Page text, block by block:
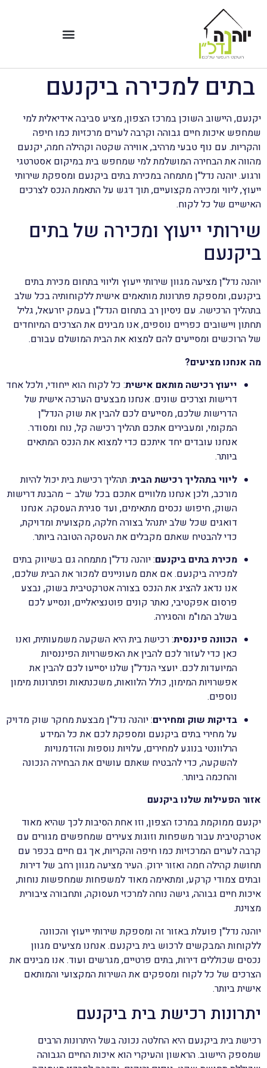
בתים למכירה ביקנעם
יקנעם, היישוב השוכן במרכז הצפון, מציע סביבה אידיאלית למי
שמחפש איכות חיים גבוהה וקרבה לערים מרכזיות כמו חיפה
והקריות. עם נוף טבעי מרהיב, אווירה שקטה וקהילה חמה, יקנעם
מהווה את הבחירה המושלמת למי שמחפש בית במיקום אסטרטגי
ורגוע. יוהנה נדל"ן מתמחה במכירת בתים ביקנעם ומספקת שירותי
ייעוץ, ליווי ומכירה מקצועיים, תוך דגש על התאמת הנכס לצרכים
האישיים של כל לקוח.
שירותי ייעוץ ומכירה של בתים
ביקנעם
יוהנה נדל"ן מציעה מגוון שירותי ייעוץ וליווי בתחום מכירת בתים
ביקנעם, ומספקת פתרונות מותאמים אישית ללקוחותיה בכל שלב
בתהליך הרכישה. עם ניסיון רב בתחום הנדל"ן בעמק יזרעאל, גליל
תחתון ויישובים כפריים נוספים, אנו מבינים את הצרכים המיוחדים
של הרוכשים ומסייעים להם למצוא את הבית המושלם עבורם.
מה אנחנו מציעים?
ייעוץ רכישה מותאם אישית: כל לקוח הוא ייחודי, ולכל אחד
דרישות וצרכים שונים. אנחנו מבצעים הערכה אישית של
הדרישות שלכם, מסייעים לכם להבין את שוק הנדל"ן
המקומי, ומעבירים אתכם תהליך רכישה קל, נוח ומסודר.
אנחנו עובדים יחד איתכם כדי למצוא את הנכס המתאים
ביותר.
ליווי בתהליך רכישת הבית: תהליך רכישת בית יכול להיות
מורכב, ולכן אנחנו מלוויים אתכם בכל שלב – מהבנת דרישות
השוק, חיפוש נכסים מתאימים, ועד סגירת העסקה. אנחנו
דואגים שכל שלב יתנהל בצורה חלקה, מקצועית ומדויקת,
כדי להבטיח שאתם מקבלים את העסקה הטובה ביותר.
מכירת בתים ביקנעם: יוהנה נדל"ן מתמחה גם בשיווק בתים
למכירה ביקנעם. אם אתם מעוניינים למכור את הבית שלכם,
אנו נדאג להציג את הנכס בצורה אטרקטיבית בשוק, נבצע
פרסום אפקטיבי, נאתר קונים פוטנציאליים, ונסייע לכם
בשלב המו"מ והסגירה.
הכוונה פיננסית: רכישת בית היא השקעה משמעותית, ואנו
כאן כדי לעזור לכם להבין את האפשרויות הפיננסיות
המיועדות לכם. יועצי הנדל"ן שלנו יסייעו לכם להבין את
אפשרויות המימון, כולל הלוואות, משכנתאות ופתרונות מימון
נוספים.
בדיקות שוק ומחירים: יוהנה נדל"ן מבצעת מחקר שוק מדויק
על מחירי בתים ביקנעם ומספקת לכם את כל המידע
הרלוונטי בנוגע למחירים, עלויות נוספות והזדמנויות
להשקעה, כדי להבטיח שאתם עושים את הבחירה הנכונה
והחכמה ביותר.
אזור הפעילות שלנו ביקנעם
יקנעם ממוקמת במרכז הצפון, וזו אחת הסיבות לכך שהיא מאוד
אטרקטיבית עבור משפחות וזוגות צעירים שמחפשים מגורים עם
קרבה לערים המרכזיות כמו חיפה והקריות, אך גם חיים בכפר עם
תחושת קהילה חמה ואזור ירוק. העיר מציעה מגוון רחב של דירות
ובתים צמודי קרקע, ומתאימה מאוד למשפחות שמחפשות נוחות,
איכות חיים גבוהה, גישה נוחה למרכזי תעסוקה, ותחבורה ציבורית
מצוינת.
יוהנה נדל"ן פועלת באזור זה ומספקת שירותי ייעוץ והכוונה
ללקוחות המבקשים לרכוש בית ביקנעם. אנחנו מציעים מגוון
נכסים שכוללים דירות, בתים פרטיים, מגרשים ועוד. אנו מבינים את
הצרכים של כל לקוח ומספקים את השירות המקצועי והמותאם
אישית ביותר.
יתרונות רכישת בית ביקנעם
רכישת בית ביקנעם היא החלטה נכונה בשל היתרונות הרבים
שמספק היישוב. הראשון והעיקרי הוא איכות החיים הגבוהה